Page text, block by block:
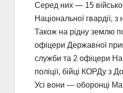
Серед них — 15
Національної гвардії, з
Також на рідну землю
офіцери Державної
служби та 2 офіцери
поліції, бійці КОРДу з
Усі вони — оборонці